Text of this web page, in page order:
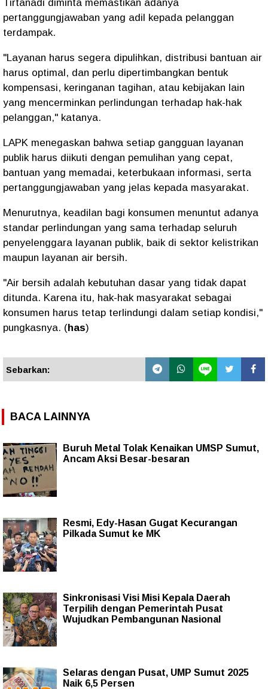
Tirtanadi diminta memastikan adanya
pertanggungjawaban yang adil kepada pelanggan
terdampak.
"Layanan harus segera dipulihkan, distribusi bantuan air
harus optimal, dan perlu dipertimbangkan bentuk
kompensasi, keringanan tagihan, atau kebijakan lain
yang mencerminkan perlindungan terhadap hak-hak
pelanggan," katanya.
LAPK menegaskan bahwa setiap gangguan layanan
publik harus diikuti dengan pemulihan yang cepat,
bantuan yang memadai, keterbukaan informasi, serta
pertanggungjawaban yang jelas kepada masyarakat.
Menurutnya, keadilan bagi konsumen menuntut adanya
standar perlindungan yang sama terhadap seluruh
penyelenggara layanan publik, baik di sektor kelistrikan
maupun layanan air bersih.
"Air bersih adalah kebutuhan dasar yang tidak dapat
ditunda. Karena itu, hak-hak masyarakat sebagai
konsumen harus tetap terlindungi dalam setiap kondisi,"
pungkasnya. (has)
Sebarkan:
BACA LAINNYA
Buruh Metal Tolak Kenaikan UMSP Sumut,
Ancam Aksi Besar-besaran
Resmi, Edy-Hasan Gugat Kecurangan
Pilkada Sumut ke MK
Sinkronisasi Visi Misi Kepala Daerah
Terpilih dengan Pemerintah Pusat
Wujudkan Pembangunan Nasional
Selaras dengan Pusat, UMP Sumut 2025
Naik 6,5 Persen